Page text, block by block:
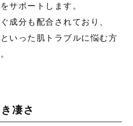
をサポートします。
成分も配合されており、
といった肌トラブルに悩む方
凄さ